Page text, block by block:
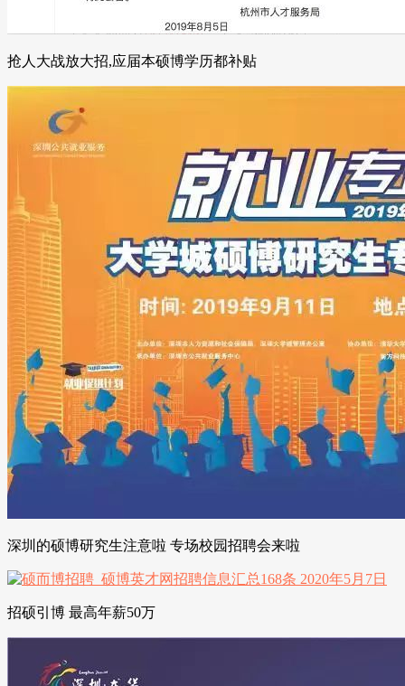
抢人大战放大招,应届本硕博学历都补贴
深圳的硕博研究生注意啦 专场校园招聘会来啦
招硕引博 最高年薪50万